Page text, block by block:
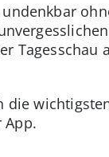
undenkbar
Tagesschau
die
App.